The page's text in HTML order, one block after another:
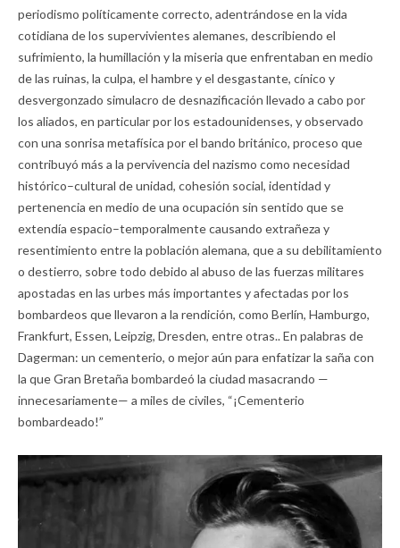
periodismo políticamente correcto, adentrándose en la vida
cotidiana de los supervivientes alemanes, describiendo el
sufrimiento, la humillación y la miseria que enfrentaban en medio
de las ruinas, la culpa, el hambre y el desgastante, cínico y
desvergonzado simulacro de desnazificación llevado a cabo por
los aliados, en particular por los estadounidenses, y observado
con una sonrisa metafísica por el bando británico, proceso que
contribuyó más a la pervivencia del nazismo como necesidad
histórico–cultural de unidad, cohesión social, identidad y
pertenencia en medio de una ocupación sin sentido que se
extendía espacio–temporalmente causando extrañeza y
resentimiento entre la población alemana, que a su debilitamiento
o destierro, sobre todo debido al abuso de las fuerzas militares
apostadas en las urbes más importantes y afectadas por los
bombardeos que llevaron a la rendición, como Berlín, Hamburgo,
Frankfurt, Essen, Leipzig, Dresden, entre otras.. En palabras de
Dagerman: un cementerio, o mejor aún para enfatizar la saña con
la que Gran Bretaña bombardeó la ciudad masacrando —
innecesariamente— a miles de civiles, “¡Cementerio
bombardeado!”